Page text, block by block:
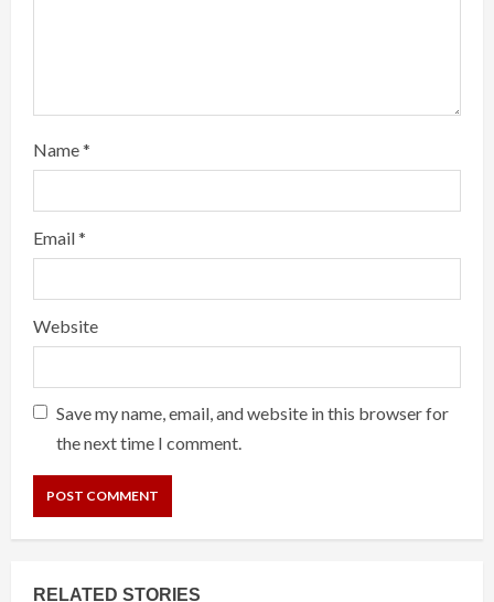
Name*
Email*
Website
Save my name, email, and website in this browser for
the next time I comment.
RELATED STORIES